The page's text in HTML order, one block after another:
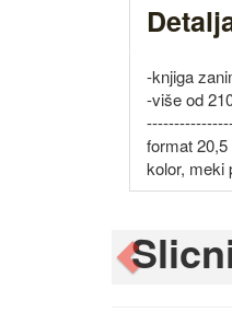
-knjiga
-više od
format
kolor, meki